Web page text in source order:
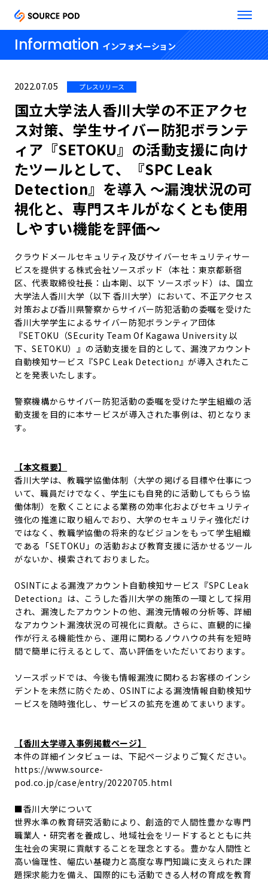
Information インフォメーション
2022.07.05 プレスリリース
国立大学法人香川大学の不正アクセ
ス対策、学生サイバー防犯ボランテ
ィア『SETOKU』の活動支援に向け
たツールとして、『SPC Leak
Detection』を導入 ～漏洩状況の可
視化と、専門スキルがなくとも使用
しやすい機能を評価～
クラウドメールセキュリティ及びサイバーセキュリティサー
ビスを提供する株式会社ソースポッド（本社：東京都新宿
区、代表取締役社長：山本剛、以下 ソースポッド）は、国立
大学法人香川大学（以下 香川大学）において、不正アクセス
対策および香川県警察からサイバー防犯活動の委嘱を受けた
香川大学学生によるサイバー防犯ボランティア団体
『SETOKU（SEcurity Team Of Kagawa University 以
下、SETOKU）』の活動支援を目的として、漏洩アカウント
自動検知サービス『SPC Leak Detection』が導入されたこ
とを発表いたします。
警察機構からサイバー防犯活動の委嘱を受けた学生組織の活
動支援を目的に本サービスが導入された事例は、初となりま
す。
【本文概要】
香川大学は、教職学協働体制（大学の掲げる目標や仕事につ
いて、職員だけでなく、学生にも自発的に活動してもらう協
働体制）を敷くことによる業務の効率化およびセキュリティ
強化の推進に取り組んでおり、大学のセキュリティ強化だけ
ではなく、教職学協働の将来的なビジョンをもって学生組織
である「SETOKU」の活動および教育支援に活かせるツール
がないか、模索されておりました。
OSINTによる漏洩アカウント自動検知サービス『SPC Leak
Detection』は、こうした香川大学の施策の一環として採用
され、漏洩したアカウントの他、漏洩元情報の分析等、詳細
なアカウント漏洩状況の可視化に貢献。さらに、直観的に操
作が行える機能性から、運用に関わるノウハウの共有を短時
間で簡単に行えるとして、高い評価をいただいております。
ソースポッドでは、今後も情報漏洩に関わるお客様のインシ
デントを未然に防ぐため、OSINTによる漏洩情報自動検知サ
ービスを随時強化し、サービスの拡充を進めてまいります。
【香川大学導入事例掲載ページ】
本件の詳細インタビューは、下記ページよりご覧ください。
https://www.source-
pod.co.jp/case/entry/20220705.html
■香川大学について
世界水準の教育研究活動により、創造的で人間性豊かな専門
職業人・研究者を養成し、地域社会をリードするとともに共
生社会の実現に貢献することを理念とする。豊かな人間性と
高い倫理性、幅広い基礎力と高度な専門知識に支えられた課
題探求能力を備え、国際的にも活動できる人材の育成を教育